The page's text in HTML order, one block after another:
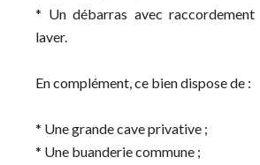
* Un débarras avec
laver.
En complément, ce bien dispose de :
* Une grande cave privative ;
* Une buanderie commune ;